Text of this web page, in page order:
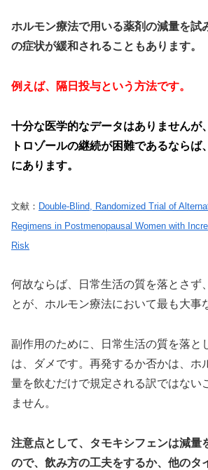
ホルモン療法で用いる薬剤の減量を試
の症状が緩和されることもあります。
例えば、隔日投与という方法です。
十分な医学的なデータはありませんが
トロゾールの継続が困難であるならば
にあります。
文献： Double-Blind, Randomized Trial of
Regimens in Postmenopausal Women with
Risk
何故ならば、日常生活の質を落とさず
とが、ホルモン療法において最も大事
副作用のために、日常生活の質を落と
は、ダメです。再発するか否かは、ホ
量を飲むだけで規定される訳ではない
ません。
注意点として、タモキシフェンは減量
ので、飲み方の工夫をするか、他のタ